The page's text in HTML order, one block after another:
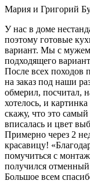
Мария и Григорий
У нас в доме
поэтому готовые
вариант. Мы с
подходящего
После всех походов
на заказ под наши
обмерил, посчитал,
хотелось, и
скажу, что это
вписалась и цвет
Примерно через 2
красавицу!
помучиться с
получился
Большое всем